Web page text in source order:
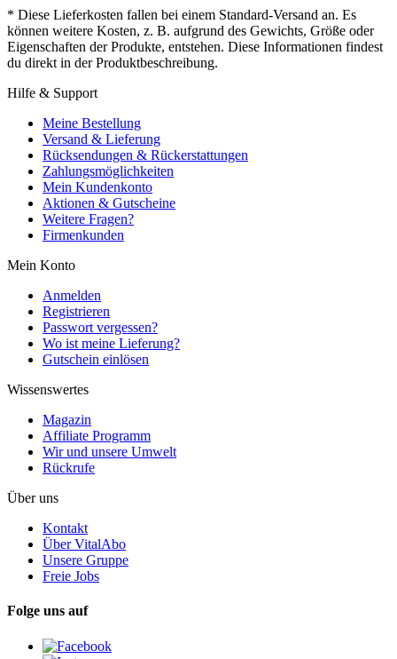
* Diese Lieferkosten fallen bei einem Standard-Versand an. Es
können weitere Kosten, z. B. aufgrund des Gewichts, Größe oder
Eigenschaften der Produkte, entstehen. Diese Informationen findest
du direkt in der Produktbeschreibung.
Hilfe & Support
Meine Bestellung
Versand & Lieferung
Rücksendungen & Rückerstattungen
Zahlungsmöglichkeiten
Mein Kundenkonto
Aktionen & Gutscheine
Weitere Fragen?
Firmenkunden
Mein Konto
Anmelden
Registrieren
Passwort vergessen?
Wo ist meine Lieferung?
Gutschein einlösen
Wissenswertes
Magazin
Affiliate Programm
Wir und unsere Umwelt
Rückrufe
Über uns
Kontakt
Über VitalAbo
Unsere Gruppe
Freie Jobs
Folge uns auf